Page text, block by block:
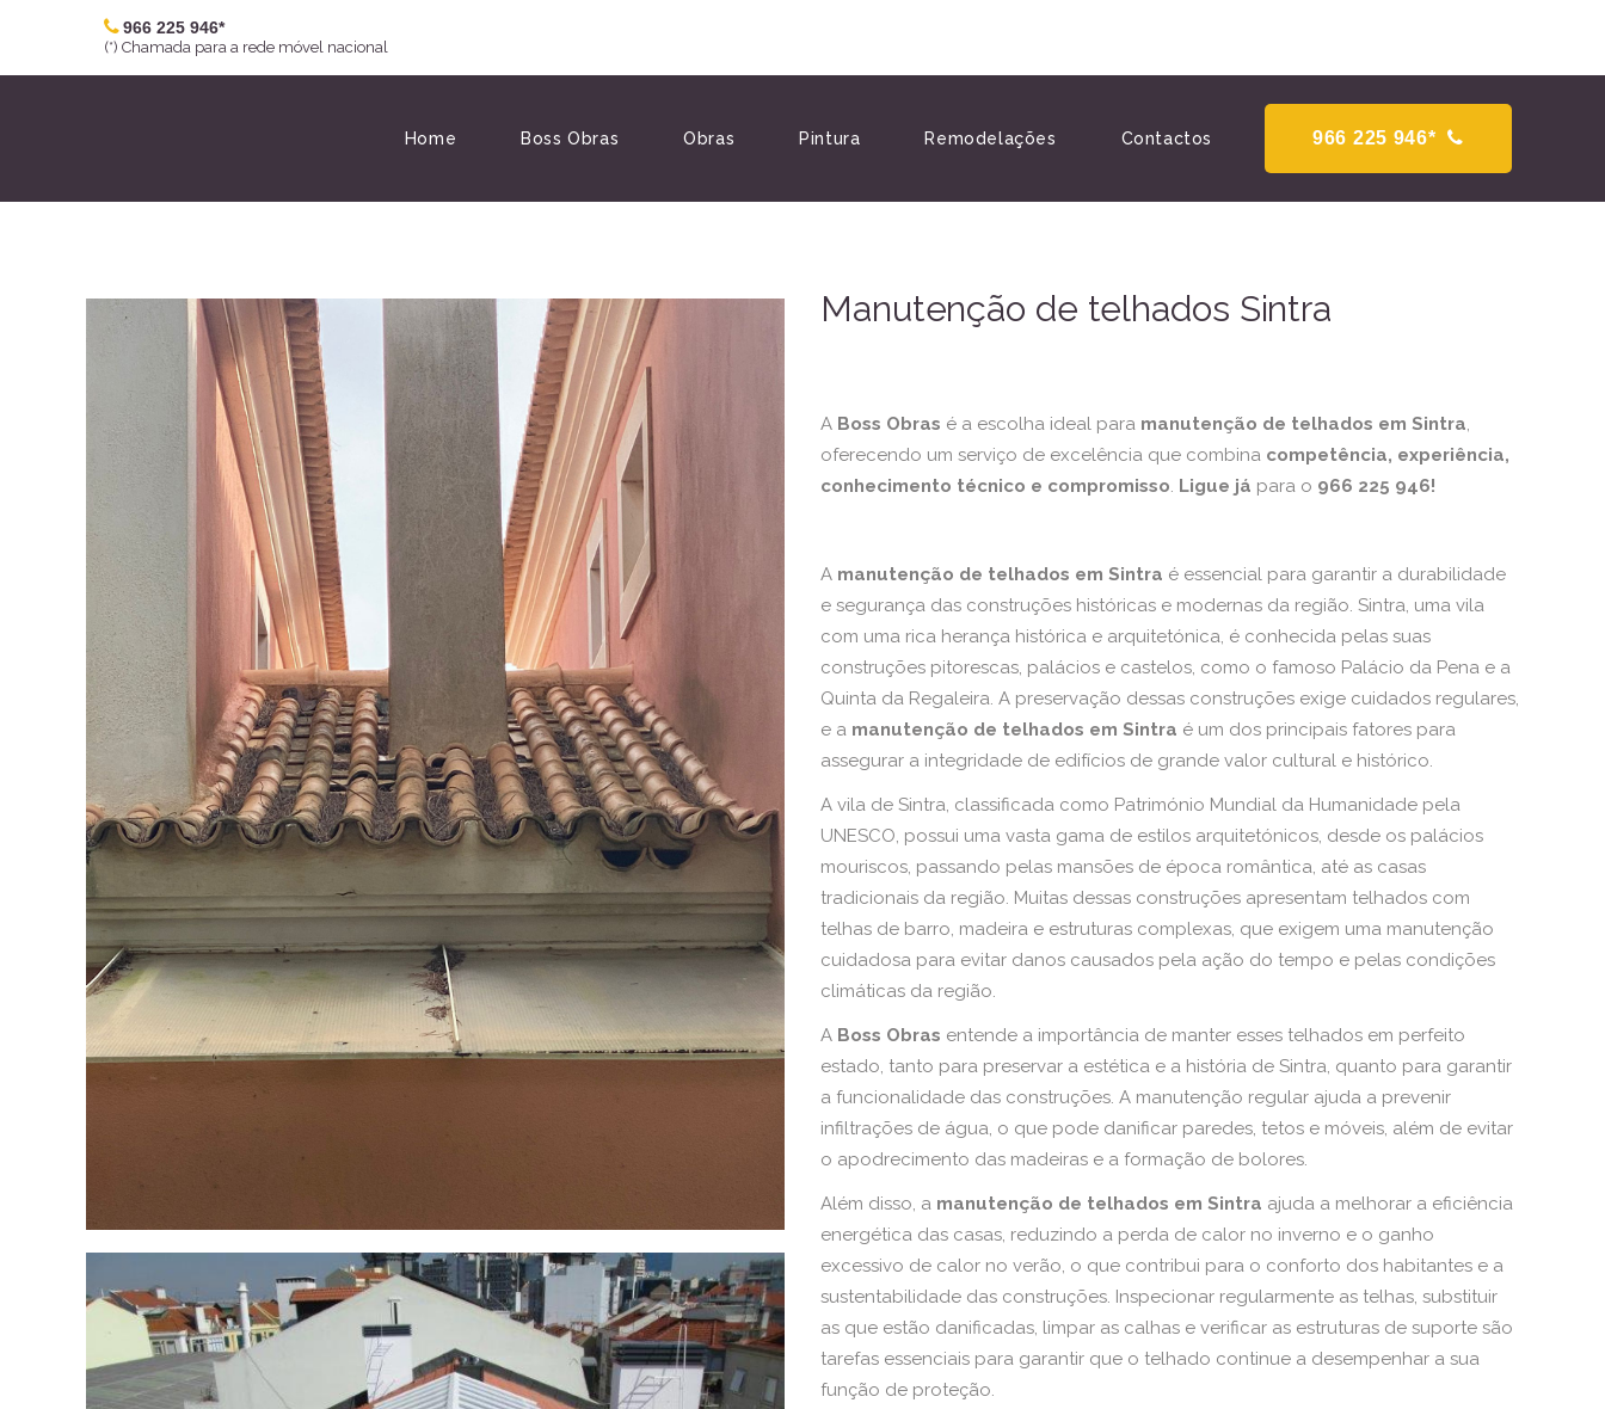
966 225 946*
(*) Chamada para a rede móvel nacional
966 225 946*
Home Boss Obras Obras Pintura Remodelações Contactos
Manutenção de telhados Sintra
A Boss Obras é a escolha ideal para manutenção de telhados em Sintra,
oferecendo um serviço de excelência que combina competência, experiência,
conhecimento técnico e compromisso. Ligue já para o 966 225 946!
A manutenção de telhados em Sintra é essencial para garantir a durabilidade
e segurança das construções históricas e modernas da região. Sintra, uma vila
com uma rica herança histórica e arquitetónica, é conhecida pelas suas
construções pitorescas, palácios e castelos, como o famoso Palácio da Pena e a
Quinta da Regaleira. A preservação dessas construções exige cuidados regulares,
e a manutenção de telhados em Sintra é um dos principais fatores para
assegurar a integridade de edifícios de grande valor cultural e histórico.
A vila de Sintra, classificada como Património Mundial da Humanidade pela
UNESCO, possui uma vasta gama de estilos arquitetónicos, desde os palácios
mouriscos, passando pelas mansões de época romântica, até as casas
tradicionais da região. Muitas dessas construções apresentam telhados com
telhas de barro, madeira e estruturas complexas, que exigem uma manutenção
cuidadosa para evitar danos causados pela ação do tempo e pelas condições
climáticas da região.
A Boss Obras entende a importância de manter esses telhados em perfeito
estado, tanto para preservar a estética e a história de Sintra, quanto para garantir
a funcionalidade das construções. A manutenção regular ajuda a prevenir
infiltrações de água, o que pode danificar paredes, tetos e móveis, além de evitar
o apodrecimento das madeiras e a formação de bolores.
Além disso, a manutenção de telhados em Sintra ajuda a melhorar a eficiência
energética das casas, reduzindo a perda de calor no inverno e o ganho
excessivo de calor no verão, o que contribui para o conforto dos habitantes e a
sustentabilidade das construções. Inspecionar regularmente as telhas, substituir
as que estão danificadas, limpar as calhas e verificar as estruturas de suporte são
tarefas essenciais para garantir que o telhado continue a desempenhar a sua
função de proteção.